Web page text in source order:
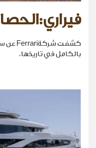
بالكامل في تاريخها.